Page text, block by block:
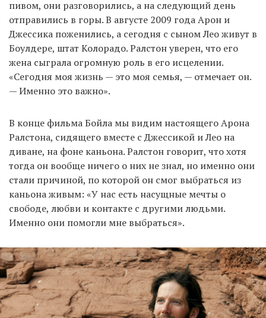
пивом, они разговорились, а на следующий день
отправились в горы. В августе 2009 года Арон и
Джессика поженились, а сегодня с сыном Лео живут в
Боулдере, штат Колорадо. Ралстон уверен, что его
жена сыграла огромную роль в его исцелении.
«Сегодня моя жизнь — это моя семья, — отмечает он.
— Именно это важно».
В конце фильма Бойла мы видим настоящего Арона
Ралстона, сидящего вместе с Джессикой и Лео на
диване, на фоне каньона. Ралстон говорит, что хотя
тогда он вообще ничего о них не знал, но именно они
стали причиной, по которой он смог выбраться из
каньона живым: «У нас есть насущные мечты о
свободе, любви и контакте с другими людьми.
Именно они помогли мне выбраться».